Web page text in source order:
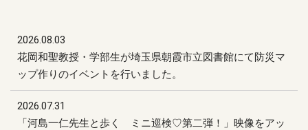
2026.08.03
花岡和聖教授・学部生が埼玉県朝霞市立図書館にて防災マ
ップ作りのイベントを行いました。
2026.07.31
「河島一仁先生と歩く ミニ巡検♡第二弾！」映像をアッ